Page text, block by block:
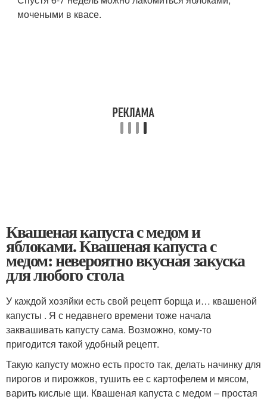
мочеными в квасе.
Квашеная капуста с медом и
яблоками. Квашеная капуста с
медом: невероятно вкусная закуска
для любого стола
У каждой хозяйки есть свой рецепт борща и… квашеной
капусты . Я с недавнего времени тоже начала
заквашивать капусту сама. Возможно, кому-то
пригодится такой удобный рецепт.
Такую капусту можно есть просто так, делать начинку для
пирогов и пирожков, тушить ее с картофелем и мясом,
варить кислые щи. Квашеная капуста с медом – простая